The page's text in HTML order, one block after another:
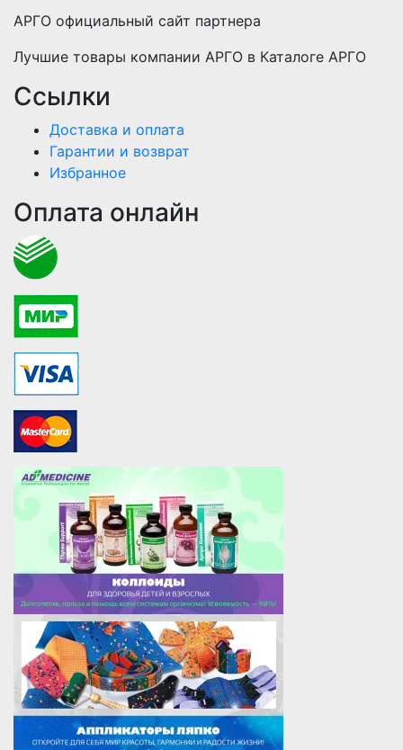
АРГО официальный сайт партнера
Лучшие товары компании АРГО в Каталоге АРГО
Ссылки
Доставка и оплата
Гарантии и возврат
Избранное
Оплата онлайн